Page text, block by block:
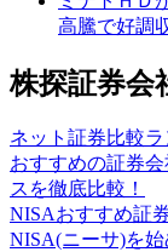
高騰で好調
株探証券会
ネット証券比較
おすすめの証券
スを徹底比較！
NISAおすすめ証
NISA(ニーサ)を